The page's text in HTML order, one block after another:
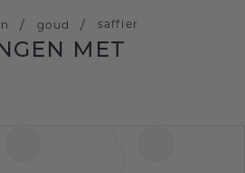
/ goud / saffier
MET